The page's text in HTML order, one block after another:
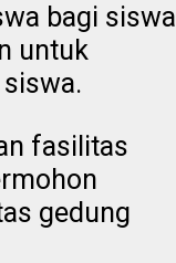
bagi siswa
untuk
fasilitas
gedung